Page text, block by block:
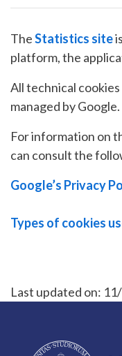
TheStatistics site
platform, the
All technical
managed by Google.
For information on
can consult the
Google’s Privacy
Types of cookies
Last updated on: